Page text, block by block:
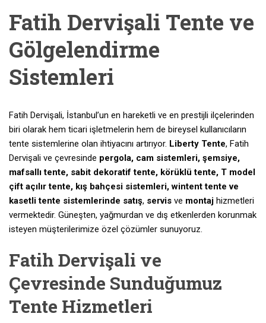
Fatih Dervişali Tente ve
Gölgelendirme
Sistemleri
Fatih Dervişali, İstanbul’un en hareketli ve en prestijli ilçelerinden
biri olarak hem ticari işletmelerin hem de bireysel kullanıcıların
tente sistemlerine olan ihtiyacını artırıyor. Liberty Tente, Fatih
Dervişali ve çevresinde pergola, cam sistemleri, şemsiye,
mafsallı tente, sabit dekoratif tente, körüklü tente, T model
çift açılır tente, kış bahçesi sistemleri, wintent tente ve
kasetli tente sistemlerinde satış, servis ve montaj hizmetleri
vermektedir. Güneşten, yağmurdan ve dış etkenlerden korunmak
isteyen müşterilerimize özel çözümler sunuyoruz.
Fatih Dervişali ve
Çevresinde Sunduğumuz
Tente Hizmetleri